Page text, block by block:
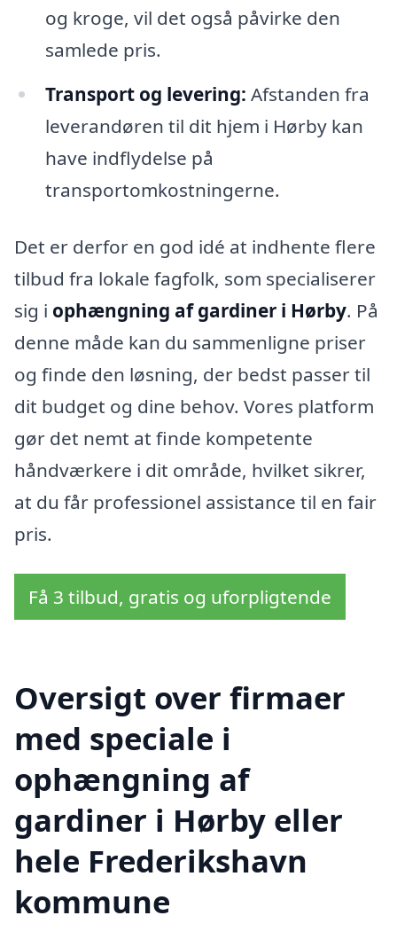
og kroge, vil det også påvirke den
samlede pris.
Transport og levering: Afstanden fra
leverandøren til dit hjem i Hørby kan
have indflydelse på
transportomkostningerne.
Det er derfor en god idé at indhente flere
tilbud fra lokale fagfolk, som specialiserer
sig i ophængning af gardiner i Hørby. På
denne måde kan du sammenligne priser
og finde den løsning, der bedst passer til
dit budget og dine behov. Vores platform
gør det nemt at finde kompetente
håndværkere i dit område, hvilket sikrer,
at du får professionel assistance til en fair
pris.
Få 3 tilbud, gratis og uforpligtende
Oversigt over firmaer
med speciale i
ophængning af
gardiner i Hørby eller
hele Frederikshavn
kommune